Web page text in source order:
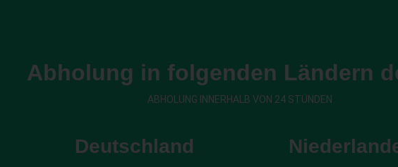
Abholung in folgenden Ländern
ABHOLUNG INNERHALB VON 24 STUNDEN
Deutschland